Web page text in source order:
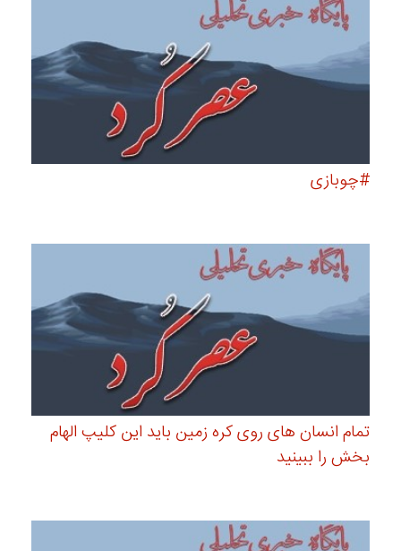
#چوبازی
تمام انسان های روی کره زمین باید این کلیپ الهام
بخش را ببینید